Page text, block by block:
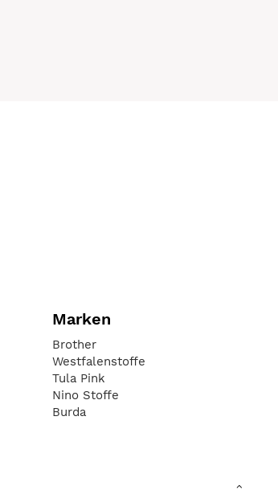
Marken
Brother
Westfalenstoffe
Tula Pink
Nino Stoffe
Burda